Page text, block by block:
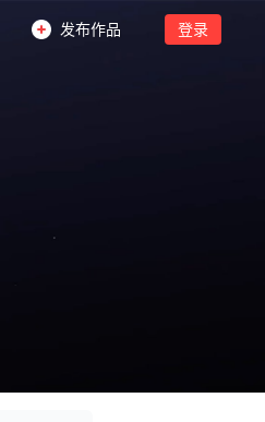
发布作品 登录